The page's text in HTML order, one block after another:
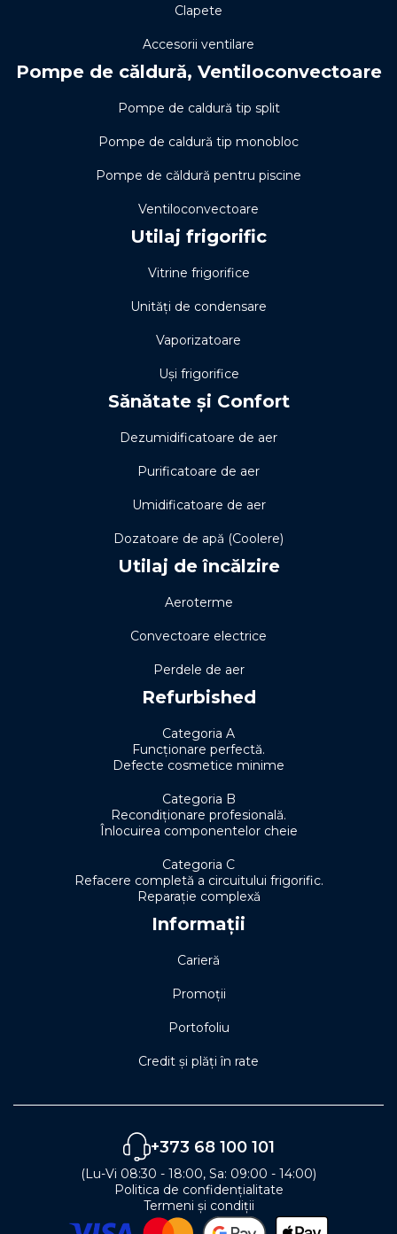
Clapete
Accesorii ventilare
Pompe de căldură, Ventiloconvectoare
Pompe de caldură tip split
Pompe de caldură tip monobloc
Pompe de căldură pentru piscine
Ventiloconvectoare
Utilaj frigorific
Vitrine frigorifice
Unități de condensare
Vaporizatoare
Uși frigorifice
Sănătate și Confort
Dezumidificatoare de aer
Purificatoare de aer
Umidificatoare de aer
Dozatoare de apă (Coolere)
Utilaj de încălzire
Aeroterme
Convectoare electrice
Perdele de aer
Refurbished
Categoria A
Funcționare perfectă.
Defecte cosmetice minime
Categoria B
Recondiționare profesională.
Înlocuirea componentelor cheie
Categoria C
Refacere completă a circuitului frigorific.
Reparație complexă
Informații
Carieră
Promoții
Portofoliu
Credit și plăți în rate
+373 68 100 101
(Lu-Vi 08:30 - 18:00, Sa: 09:00 - 14:00)
Politica de confidențialitate
Termeni și condiții